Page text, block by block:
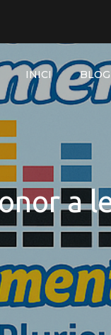
INICI BLOG
a